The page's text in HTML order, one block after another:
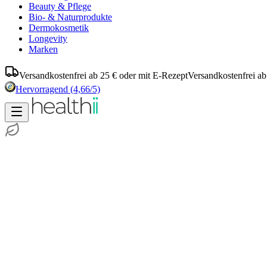
Beauty & Pflege
Bio- & Naturprodukte
Dermokosmetik
Longevity
Marken
Versandkostenfrei ab 25 € oder mit E-RezeptVersandkostenfrei
Hervorragend (4,66/5)